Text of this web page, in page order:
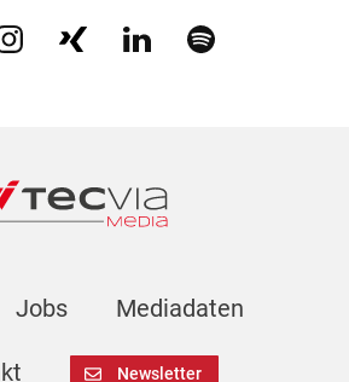
Jobs Mediadaten
Newsletter